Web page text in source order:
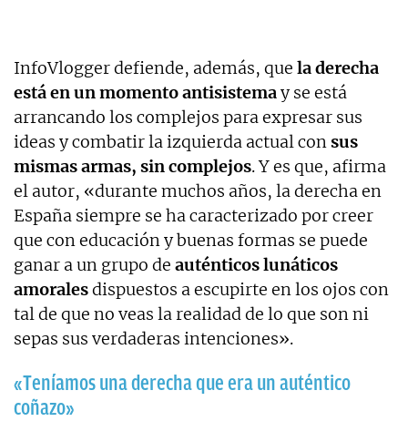
InfoVlogger defiende, además, que la derecha
está en un momento antisistemay se está
arrancando los complejos para expresar sus
ideas y combatir la izquierda actual consus
mismas armas, sin complejos. Y es que, afirma
el autor, «durante muchos años, la derecha en
España siempre se ha caracterizado por creer
que con educación y buenas formas se puede
ganar a un grupo de auténticos lunáticos
amoralesdispuestos a escupirte en los ojos con
tal de que no veas la realidad de lo que son ni
sepas sus verdaderas intenciones».
«Teníamos una derecha que era un auténtico
coñazo»